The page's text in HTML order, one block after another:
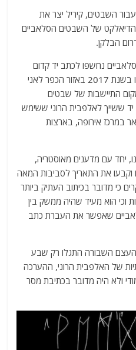
השבטים, קיריל יצר את
של השבטים הסלאביים
הבלקן.
נחשפו לכתב יד קדום
יותר. על שרידי עצם בקר שהתגלו בשנת 2017 באזור הכפר לאני
התיישבות של שבטים
ששייך לאלפבית הרוני ששימש
במרכז אירופה, בארצות
יחד עם מדענים מאוסטריה,
וקבעו את התאריך לסביבות המאה
כי מדובר בכיתוב העתיק ביותר
וכי הוא מעיד שהיה ממשק בין
שאפשר את העברת כתב
העצם השבורה התגלו רק שבע
האחרונות מתוך 24 האותיות של האלפבית הרוני, ההערכה
ולא היה מדובר בכתיבת מסר